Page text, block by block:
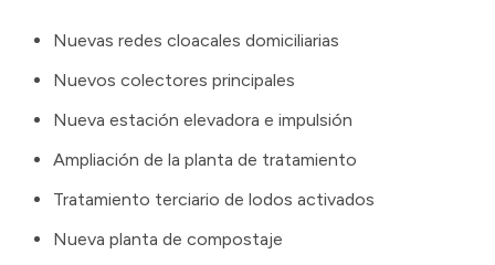
Nuevas redes cloacales domiciliarias
Nuevos colectores principales
Nueva estación elevadora e impulsión
Ampliación de la planta de tratamiento
Tratamiento terciario de lodos activados
Nueva planta de compostaje